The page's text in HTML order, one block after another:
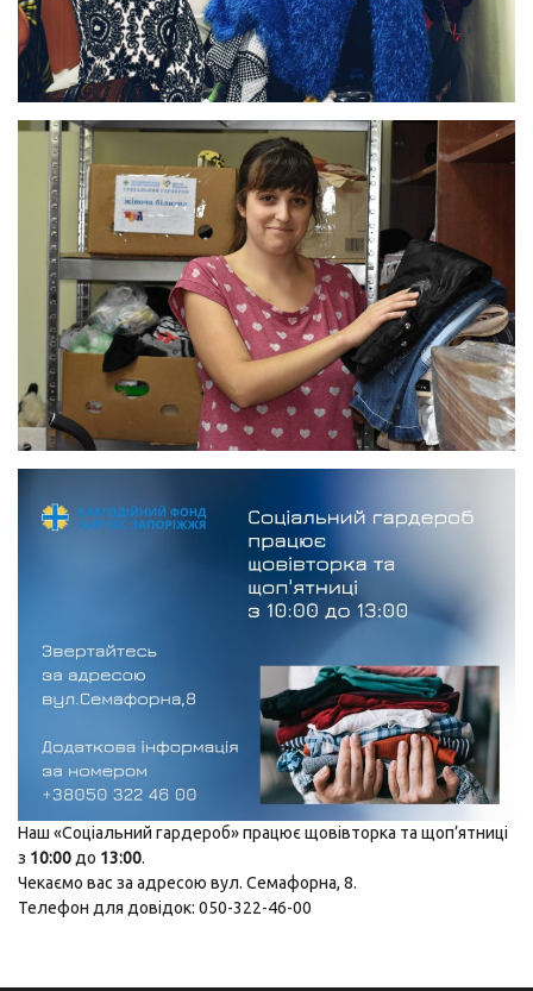
Наш «Соціальний гардероб» працює щовівторка та щоп’ятниці
з 10:00 до 13:00.
Чекаємо вас за адресою вул. Семафорна, 8.
Телефон для довідок: 050-322-46-00